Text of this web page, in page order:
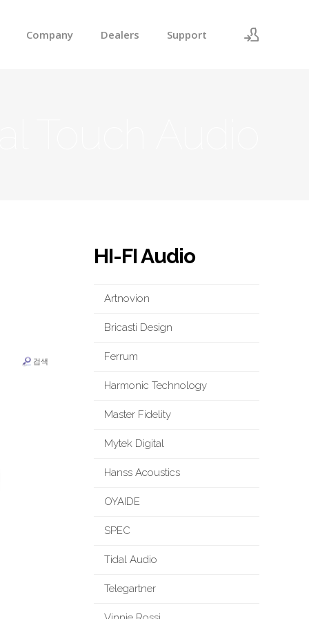
Company Dealers Support
HI-FI Audio
Artnovion
Bricasti Design
Ferrum
Harmonic Technology
Master Fidelity
Mytek Digital
Hanss Acoustics
OYAIDE
SPEC
Tidal Audio
Telegartner
검색